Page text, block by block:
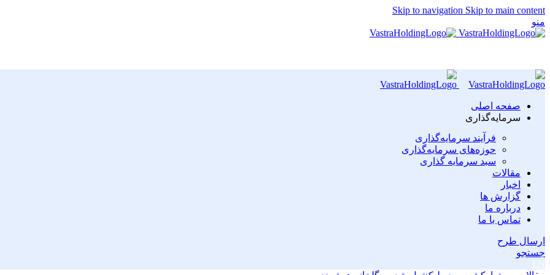
Skip to navigation Skip to main content
منو
صفحه اصلی
سرمایه‌گذاری
فرآیند سرمایه‌گذاری
حوزه‌های سرمایه‌گذاری
سبد سرمایه گذاری
مقالات
اخبار
گزارش ها
درباره ما
تماس با ما
ارسال طرح
جستجو
EN